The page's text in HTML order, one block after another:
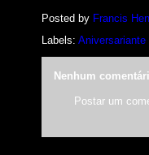
Posted by Francis
Labels: Aniversariante
Nenhum
Postar um